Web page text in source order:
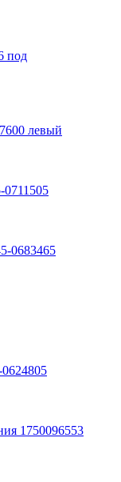
под
левый
0683465
1750096553